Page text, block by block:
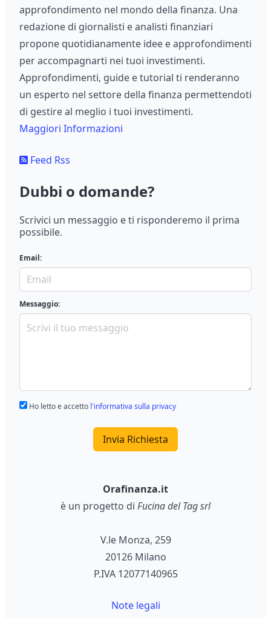
approfondimento nel mondo della finanza. Una
redazione di giornalisti e analisti finanziari
propone quotidianamente idee e approfondimenti
per accompagnarti nei tuoi investimenti.
Approfondimenti, guide e tutorial ti renderanno
un esperto nel settore della finanza permettendoti
di gestire al meglio i tuoi investimenti.
Maggiori Informazioni
Feed Rss
Dubbi o domande?
Scrivici un messaggio e ti risponderemo il prima
possibile.
Email:
Messaggio:
Ho letto e accetto l'informativa sulla privacy
Invia Richiesta
Orafinanza.it
è un progetto di Fucina del Tag srl
V.le Monza, 259
20126 Milano
P.IVA 12077140965
Note legali